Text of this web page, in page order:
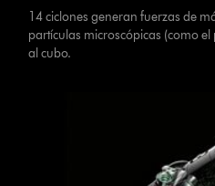
14 ciclones generan fuerzas de
partículas microscópicas (como
al cubo.